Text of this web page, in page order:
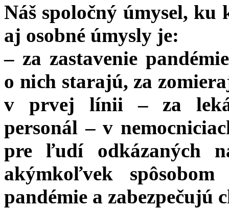
Náš spoločný úmysel,
aj osobné úmysly je:
– za zastavenie
o nich starajú, za
v prvej línii – za
personál – v
pre ľudí odkázaných
akýmkoľvek
pandémie a zabezpečujú